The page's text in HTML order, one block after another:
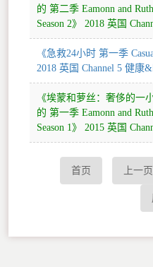
的 第二季 Eamonn and
Season 2》 2018 英国
《急救24小时 第一季
2018 英国 Channel 5 健康
《埃蒙和萝丝：奢侈的一
的 第一季 Eamonn and
Season 1》 2015 英国
首页 上一页